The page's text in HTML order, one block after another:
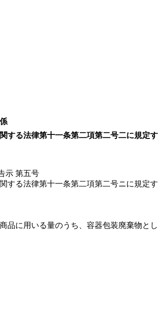
する法律第十一条第二項第二号二に規定
示 第五号
する法律第十一条第二項第二号ニに規定
品に用いる量のうち、容器包装廃棄物と